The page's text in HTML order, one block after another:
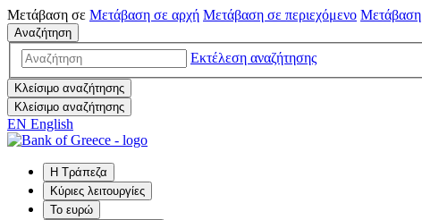
Μετάβαση σε Μετάβαση σε αρχή Μετάβαση σε περιεχόμενο
Αναζήτηση
Εκτέλεση αναζήτησης
Κλείσιμο αναζήτησης
Κλείσιμο αναζήτησης
EN English
Η Τράπεζα
Κύριες λειτουργίες
Το ευρώ